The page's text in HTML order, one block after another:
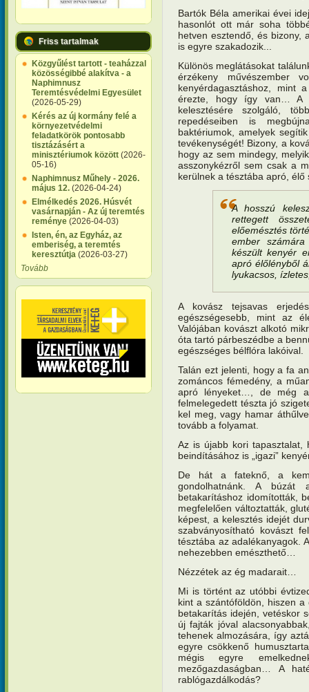
Friss tartalmak
Közgyűlést tartott - teaházzal
közösségibbé alakítva - a
Naphimnusz
Teremtésvédelmi Egyesület
(2026-05-29)
Kérés az új kormány felé a
környezetvédelmi
feladatkörök pontosabb
tisztázásért a
minisztériumok között (2026-
05-16)
Naphimnusz Műhely - 2026.
május 12. (2026-04-24)
Elmélkedés 2026. Húsvét
vasárnapján - Az új teremtés
reménye (2026-04-03)
Isten, én, az Egyház, az
emberiség, a teremtés
keresztútja (2026-03-27)
Tovább
Bartók Béla amerikai évei
hasonlót ott már soha
hetven esztendő, és bizony,
is egyre szakadozik...
Különös meglátásokat
érzékeny
kenyérdagasztáshoz,
érezte, hogy így van… A
kelesztésére szolgáló,
repedéseiben is
baktériumok, amelyek
tevékenységét! Bizony, a
hogy az sem mindegy,
asszonykézről sem csak a
kerülnek a tésztába apró,
A hosszú
rettegett
előemésztés
ember
készült kenyér
apró élőlényből
lyukacsos,
A kovász tejsavas
egészségesebb, mint az
Valójában kovászt alkotó
óta tartó párbeszédbe a
egészséges bélflóra lakóival.
Talán ezt jelenti, hogy a fa
zománcos fémedény, a
apró lényeket…, de még
felmelegedett tészta jó
kel meg, vagy hamar
tovább a folyamat.
Az is újabb kori tapasztalat,
beindításához is „igazi”
De hát a fateknő, a
gondolhatnánk. A
betakarításhoz idomították,
megfelelően változtatták,
képest, a kelesztés idejét
szabványosítható kovászt
tésztába az adalékanyagok.
nehezebben emészthető…
Nézzétek az ég madarait…
Mi is történt az utóbbi
kint a szántóföldön, hiszen
betakarítás idején, vetéskor
új fajták jóval
tehenek almozására, így
egyre csökkenő
mégis egyre
mezőgazdaságban… A
rablógazdálkodás?